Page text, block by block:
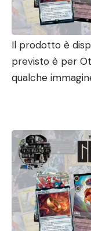
Il prodotto è
previsto è per
qualche